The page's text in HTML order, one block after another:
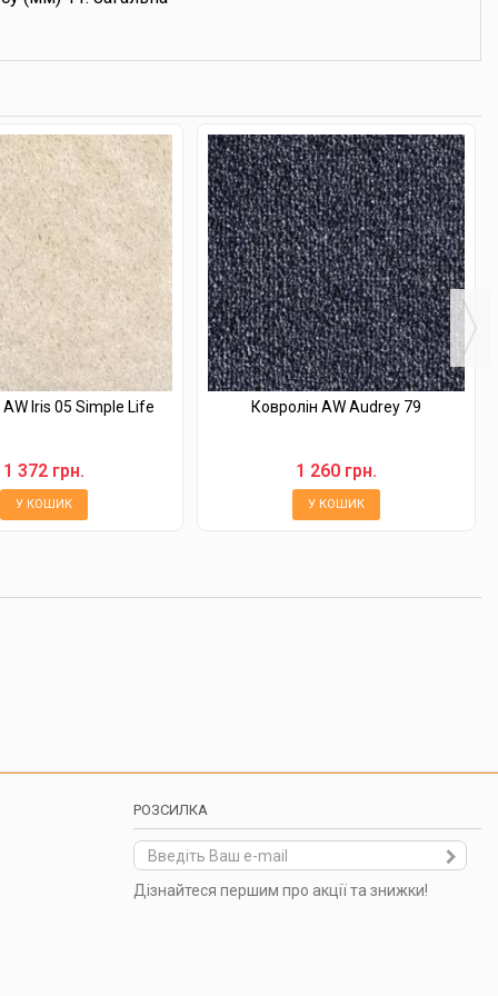
AW Iris 05 Simple Life
1 372 грн.
У КОШИК
Ковролін AW Audrey 79
1 260 грн.
У КОШИК
РОЗСИЛКА
Дізнайтеся першим про акції та знижки!